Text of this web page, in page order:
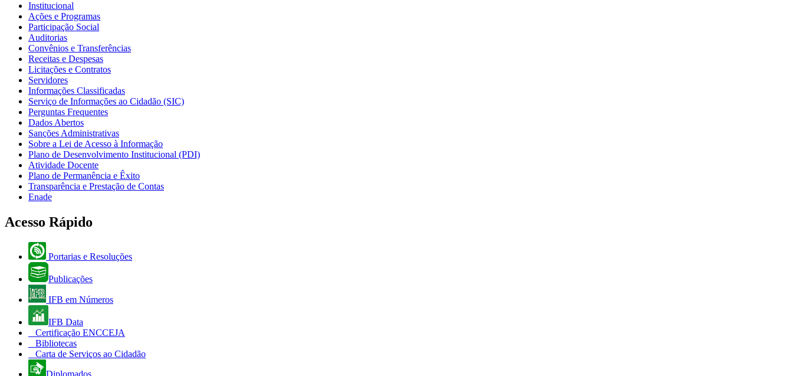
Institucional
Ações e Programas
Participação Social
Auditorias
Convênios e Transferências
Receitas e Despesas
Licitações e Contratos
Servidores
Informações Classificadas
Serviço de Informações ao Cidadão (SIC)
Perguntas Frequentes
Dados Abertos
Sanções Administrativas
Sobre a Lei de Acesso à Informação
Plano de Desenvolvimento Institucional (PDI)
Atividade Docente
Plano de Permanência e Êxito
Transparência e Prestação de Contas
Enade
Acesso Rápido
Portarias e Resoluções
Publicações
IFB em Números
IFB Data
Certificação ENCCEJA
Bibliotecas
Carta de Serviços ao Cidadão